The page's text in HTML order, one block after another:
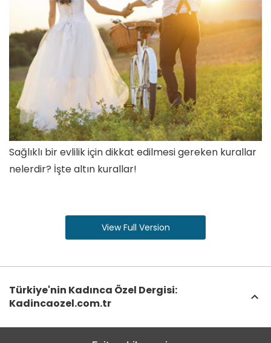
Sağlıklı bir evlilik için dikkat edilmesi gereken kurallar
nelerdir? İşte altın kurallar!
View Full Version
Türkiye'nin Kadınca Özel Dergisi:
Kadincaozel.com.tr